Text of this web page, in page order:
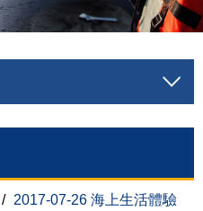
/ 2017-07-26 海上生活體驗